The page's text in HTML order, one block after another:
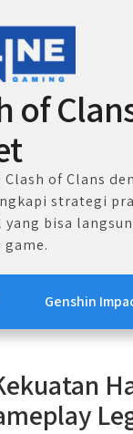
of
of Clans
strategi
bisa
Genshin